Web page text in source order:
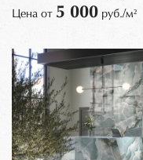
Цена от 5 000 руб./м²